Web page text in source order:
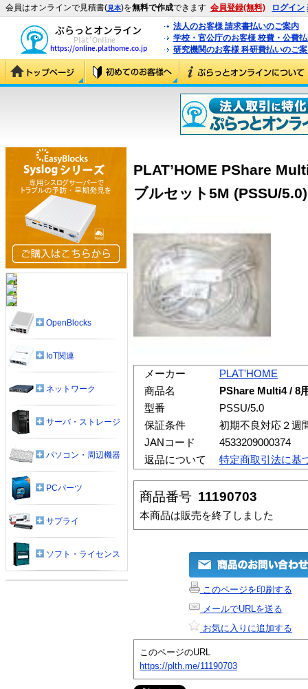
会員はオンラインで見積書(見本)を無料で作成できます 会員登録(無料) ログイン
法人のお客様 請求書払いのご案内
学校・官公庁のお客様 校費・公費
研究機関のお客様 科研費払いのご
PLAT’HOME PShare
ブルセット5M (PSSU/5.0)
メーカー
PLAT'HOME
商品名
PShare Multi4 / 8
型番
PSSU/5.0
保証条件
初期不良対応２週
JANコード
4533209000374
返品について
特定商取引法に基
商品番号 11190703
本商品は販売を終了しました
このページを印刷する
メールでURLを送る
お気に入りに追加する
このページのURL
https://plth.me/11190703
OpenBlocks
IoT関連
ネットワーク
サーバ・ストレージ
パソコン・周辺機器
PCパーツ
サプライ
ソフト・ライセンス